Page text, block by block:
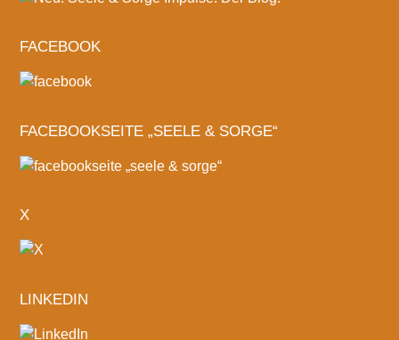
FACEBOOK
FACEBOOKSEITE „SEELE & SORGE“
X
LINKEDIN